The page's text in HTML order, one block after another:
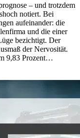
– und trotzdem
notiert. Bei
aufeinander: die
und die einer
bezichtigt. Der
der Nervosität.
9,83 Prozent…